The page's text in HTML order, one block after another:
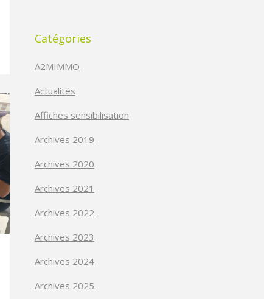
Catégories
A2MIMMO
Actualités
Affiches sensibilisation
Archives 2019
Archives 2020
Archives 2021
Archives 2022
Archives 2023
Archives 2024
Archives 2025